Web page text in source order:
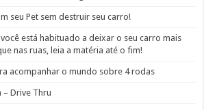
seu Pet sem destruir seu carro!
está habituado a deixar o seu carro mais
nas ruas, leia a matéria até o fim!
acompanhar o mundo sobre 4 rodas
– Drive Thru